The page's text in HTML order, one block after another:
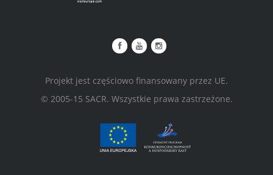
Projekt jest częściowo finansowany przez UE.
© 2005-15 SACR. Wszystkie prawa zastrzeżone.